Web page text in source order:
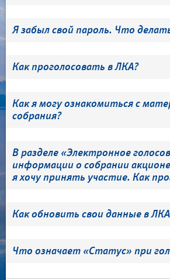
Я забыл свой пароль. Что
Как проголосовать в ЛКА?
Как я могу ознакомиться с
собрания?
В разделе «Электронное
информации о собрании
я хочу принять участие. Как
Как обновить свои данные в
Что означает «Статус» при